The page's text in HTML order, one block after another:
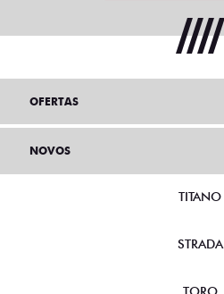
OFERTAS
NOVOS
TITANO
STRADA